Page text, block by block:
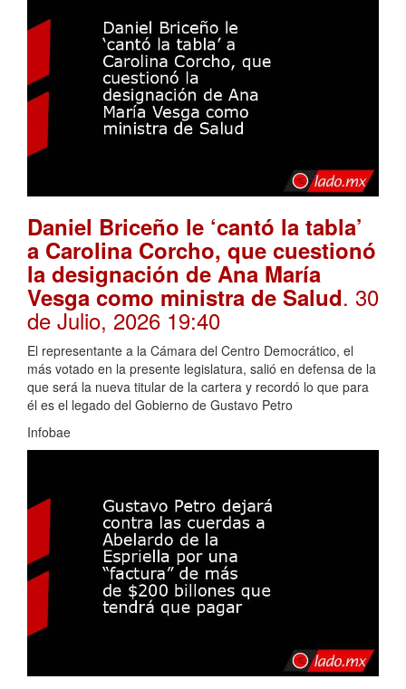
Daniel Briceño le ‘cantó la tabla’
a Carolina Corcho, que cuestionó
la designación de Ana María
Vesga como ministra de Salud. 30
de Julio, 2026 19:40
El representante a la Cámara del Centro Democrático, el
más votado en la presente legislatura, salió en defensa de la
que será la nueva titular de la cartera y recordó lo que para
él es el legado del Gobierno de Gustavo Petro
Infobae